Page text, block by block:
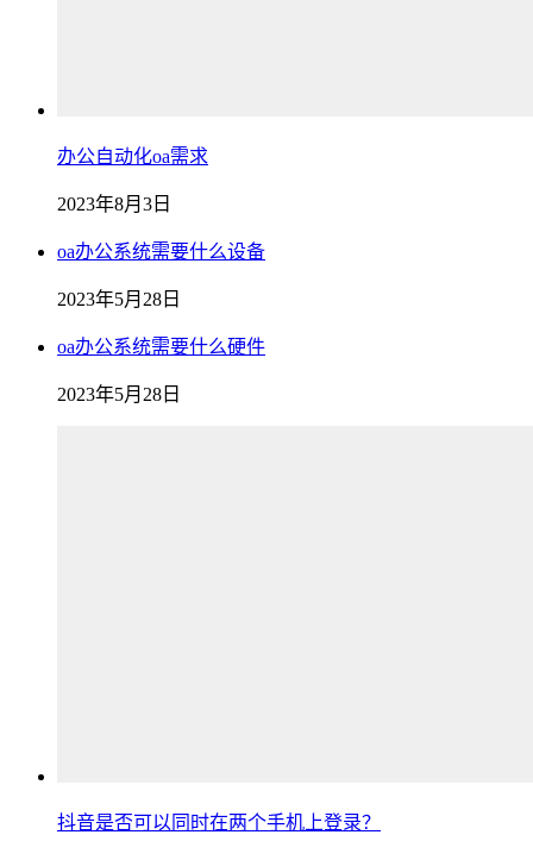
办公自动化oa需求
2023年8月3日
oa办公系统需要什么设备
2023年5月28日
oa办公系统需要什么硬件
2023年5月28日
抖音是否可以同时在两个手机上登录？